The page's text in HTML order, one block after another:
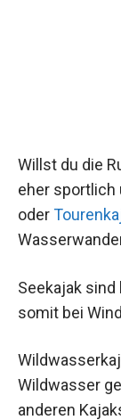
Willst du die
eher sportlich
oder
Seekajak sind
somit bei
Wildwasser
anderen